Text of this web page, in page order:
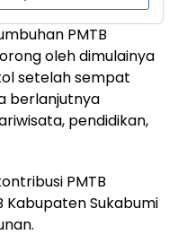
PMTB
oleh dimulainya
setelah sempat
berlanjutnya
pendidikan,
PMTB
Sukabumi